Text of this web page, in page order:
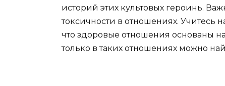
историй этих культовых героинь.
токсичности в отношениях. Учитесь
что здоровые отношения основаны
только в таких отношениях можно